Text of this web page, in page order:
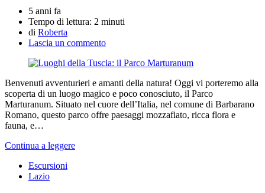
5 anni fa
Tempo di lettura: 2 minuti
di Roberta
Lascia un commento
Benvenuti avventurieri e amanti della natura! Oggi vi porteremo alla
scoperta di un luogo magico e poco conosciuto, il Parco
Marturanum. Situato nel cuore dell’Italia, nel comune di Barbarano
Romano, questo parco offre paesaggi mozzafiato, ricca flora e
fauna, e…
Continua a leggere
Escursioni
Lazio